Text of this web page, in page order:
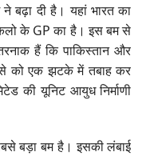
बढ़ा दी है। यहां भारत का
के GP का है। इस बम से
हैं कि पाकिस्तान और
को एक झटके में तबाह कर
की यूनिट आयुध निर्माणी
बड़ा बम है। इसकी लंबाई